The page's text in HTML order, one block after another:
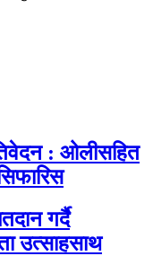
: ओलीसहित
गर्दै
उत्साहसाथ